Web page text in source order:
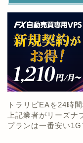
トラリピEAを24時
上記業者がリーズナ
プランは一番安い1G